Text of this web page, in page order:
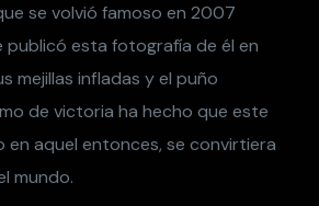
se volvió famoso en 2007
publicó esta fotografía de él en
mejillas infladas y el puño
de victoria ha hecho que este
en aquel entonces, se convirtiera
mundo.